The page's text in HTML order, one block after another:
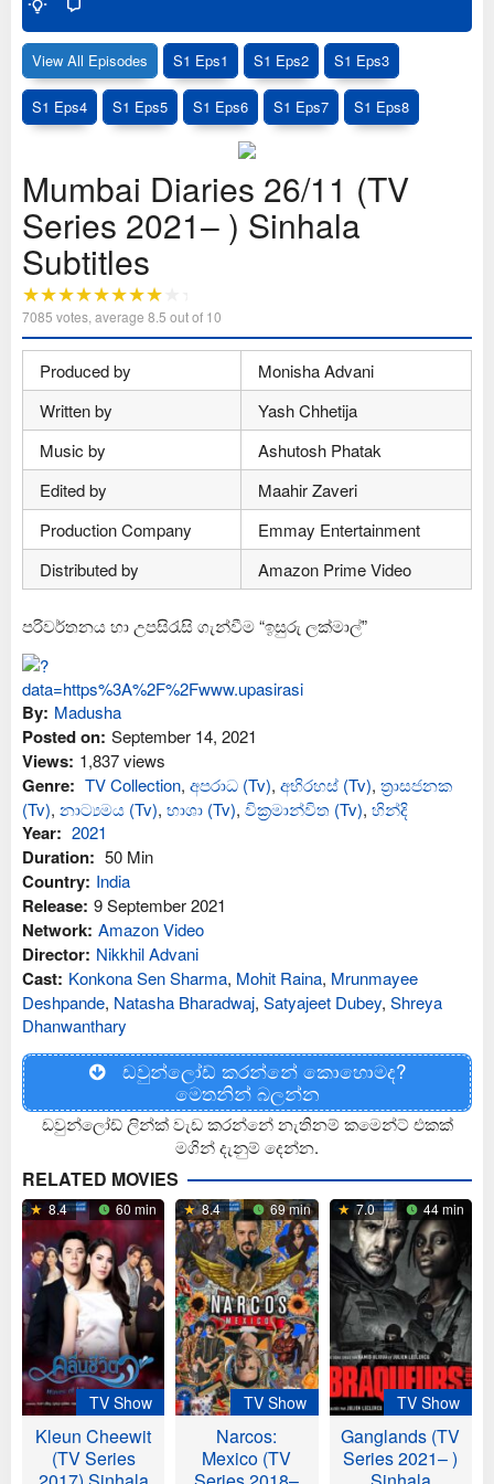
View All Episodes S1 Eps1 S1 Eps2 S1 Eps3
S1 Eps4 S1 Eps5 S1 Eps6 S1 Eps7 S1 Eps8
Mumbai Diaries 26/11 (TV
Series 2021– ) Sinhala
Subtitles
7085 votes, average 8.5 out of 10
Produced by
Monisha Advani
Written by
Yash Chhetija
Music by
Ashutosh Phatak
Edited by
Maahir Zaveri
Production Company
Emmay Entertainment
Distributed by
Amazon Prime Video
පරිවර්තනය හා උපසිරැසි ගැන්වීම “ඉසුරු ලක්මාල්”
By: Madusha
Posted on: September 14, 2021
Views: 1,837 views
Genre: TV Collection, අප‍රාධ (Tv), අභිරහස් (Tv), ත්‍රාසජනක
(Tv), නාට්‍යමය (Tv), භාශා (Tv), වික්‍රමාන්විත (Tv), හින්දි
Year: 2021
Duration: 50 Min
Country: India
Release: 9 September 2021
Network: Amazon Video
Director: Nikkhil Advani
Cast: Konkona Sen Sharma, Mohit Raina, Mrunmayee
Deshpande, Natasha Bharadwaj, Satyajeet Dubey, Shreya
Dhanwanthary
ඩවුන්ලෝඩ් කරන්නේ කොහොමද?
මෙතනින් බලන්න
ඩවුන්ලෝඩ් ලින්ක් වැඩ කරන්නේ නැතිනම් කමෙන්ට් එකක්
මගින් දැනුම් දෙන්න.
RELATED MOVIES
8.4 60 min
TV Show
Kleun Cheewit
(TV Series
8.4 69 min
TV Show
Narcos:
Mexico (TV
7.0 44 min
TV Show
Ganglands (TV
Series 2021– )